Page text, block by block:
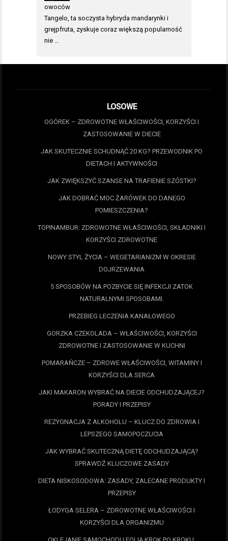
owoców
Tangelo, ta soczysta hybryda mandarynki i
grejpfruta, zyskuje coraz większą popularność
nie …
LOSOWE
OGÓREK – ZDROWOTNE WŁAŚCIWOŚCI, KORZYŚCI I
ZASTOSOWANIE W DIECIE
JAK SKUTECZNIE SCHUDNĄĆ 20 KG? PRZEWODNIK PO
DIETACH I AKTYWNOŚCI
JAK ZWIĘKSZYĆ SZANSE NA TRAFIENIE SZÓSTKI?
JAK DOBRAĆ MOC ŻARÓWEK DO DANEGO
POMIESZCZENIA?
TOPINAMBUR: ZDROWOTNE WŁAŚCIWOŚCI, SKŁADNIKI I
KORZYŚCI ZDROWOTNE
NOWY STYL ŻYCIA – WEGETARIANIZM W OKRESIE
DOJRZEWANIA
5 SPOSOBÓW NA POZBYCIE SIĘ INFEKCJI ZATOK
NATURALNYMI SPOSOBAMI.
PRZEBIEG LECZENIA KANAŁOWEGO
GORZKA CZEKOLADA – WŁAŚCIWOŚCI, KORZYŚCI
ZDROWOTNE I ZASTOSOWANIE W KUCHNI
POMARAŃCZE – ZDROWE WŁAŚCIWOŚCI, WITAMINY I
KORZYŚCI DLA SERCA
JAKI MAKARON WYBRAĆ NA DIECIE ODCHUDZAJĄCEJ?
PORADY I PRZEPISY
REZYGNACJA Z ALKOHOLU – KLUCZ DO ZDROWIA I
LEPSZEGO SAMOPOCZUCIA
JAK WYBRAĆ SKUTECZNĄ DIETĘ ODCHUDZAJĄCĄ?
SPRAWDŹ KLUCZOWE ZASADY
DIETA NISKOSODOWA: ZASADY, ZALECANE PRODUKTY I
PRZEPISY
ŁODYGA SELERA – ZDROWOTNE WŁAŚCIWOŚCI I
KORZYŚCI DLA ORGANIZMU